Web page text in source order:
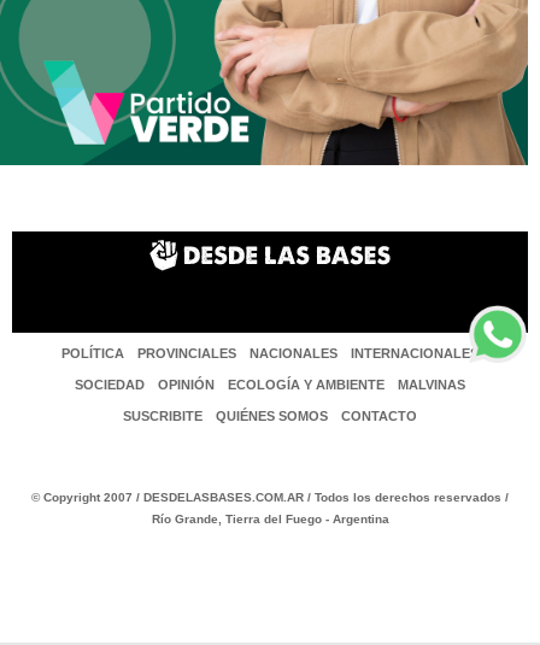
POLÍTICA PROVINCIALES NACIONALES INTERNACIONALES
SOCIEDAD OPINIÓN ECOLOGÍA Y AMBIENTE MALVINAS
SUSCRIBITE QUIÉNES SOMOS CONTACTO
© Copyright 2007 / DESDELASBASES.COM.AR / Todos los derechos reservados /
Río Grande, Tierra del Fuego - Argentina